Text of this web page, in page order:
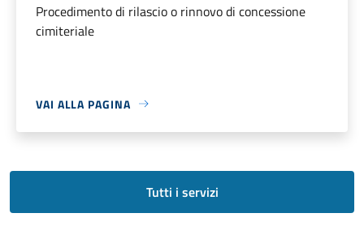
Procedimento di rilascio o rinnovo di concessione
cimiteriale
VAI ALLA PAGINA
Tutti i servizi